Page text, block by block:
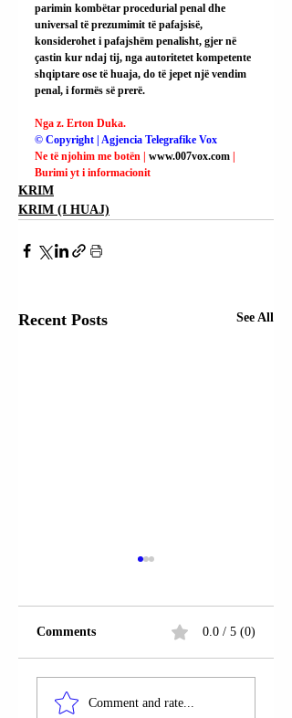
parimin kombëtar procedurial penal dhe
universal të prezumimit të pafajsisë,
konsiderohet i pafajshëm penalisht, gjer në
çastin kur ndaj tij, nga autoritetet kompetente
shqiptare ose të huaja, do të jepet një vendim
penal, i formës së prerë.
Nga z. Erton Duka.
© Copyright | Agjencia Telegrafike Vox
Ne të njohim me botën | www.007vox.com
Burimi yt i informacionit
KRIM
KRIM (I HUAJ)
Recent Posts See All
RRUGA
“DARDANIA”;
Comments 0.0 / 5 (0)
Comment and rate...